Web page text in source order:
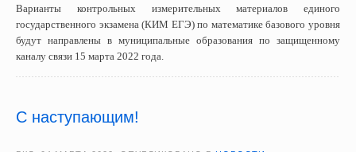
Варианты контрольных измерительных материалов единого
государственного экзамена (КИМ ЕГЭ) по математике базового уровня
будут направлены в муниципальные образования по защищенному
каналу связи 15 марта 2022 года.
С наступающим!